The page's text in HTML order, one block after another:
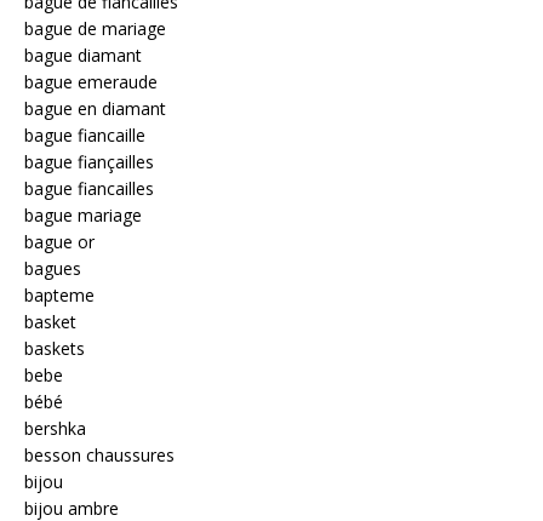
bague de mariage
bague diamant
bague emeraude
bague en diamant
bague fiancaille
bague fiançailles
bague fiancailles
bague mariage
bague or
bagues
bapteme
basket
baskets
bebe
bébé
bershka
besson chaussures
bijou
bijou ambre